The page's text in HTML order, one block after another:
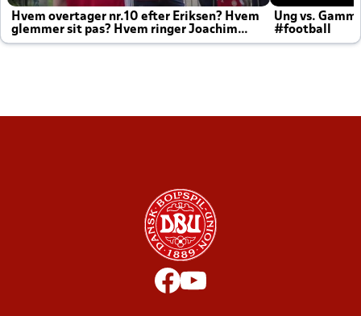
Hvem overtager nr.10 efter Eriksen? Hvem
glemmer sit pas? Hvem ringer Joachim
altid til efter kampe?
Ung vs.
#football